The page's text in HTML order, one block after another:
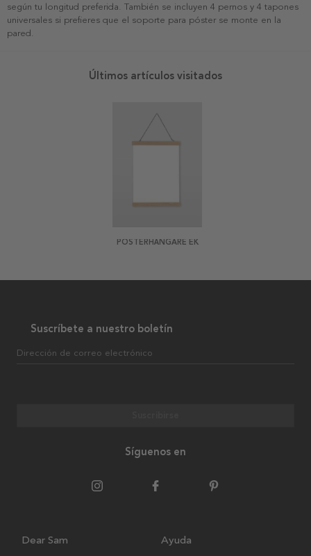
según tu longitud preferida. También se incluyen 4 pernos y 4 tapones
universales si prefieres que el soporte para póster se monte en la
pared.
Últimos artículos visitados
POSTERHÄNGARE EK
Suscríbete a nuestro boletín
Dirección de correo electrónico
Síguenos en
Dear Sam Ayuda